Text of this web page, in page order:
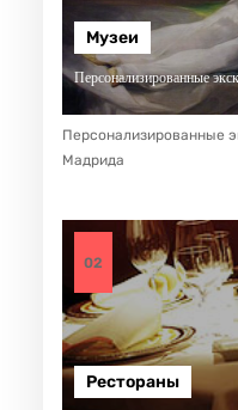
Музеи
Персонализированные
Персонализированные
Мадрида
02
Рестораны